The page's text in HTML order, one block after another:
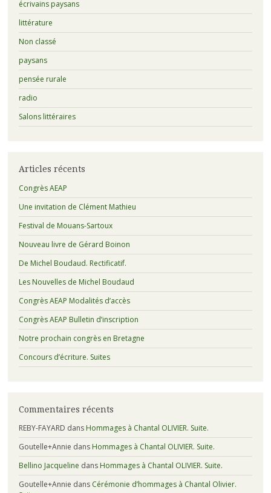
écrivains paysans
littérature
Non classé
paysans
pensée rurale
radio
Salons littéraires
Articles récents
Congrès AEAP
Une invitation de Clément Mathieu
Festival de Mouans-Sartoux
Nouveau livre de Gérard Boinon
De Michel Boudaud. Rectificatif.
Les Nouvelles de Michel Boudaud
Congrès AEAP Modalités d’accès
Congrès AEAP Bulletin d’inscription
Notre prochain congrès en Bretagne
Concours d’écriture. Suites
Commentaires récents
REBY-FAYARD dans Hommages à Chantal OLIVIER. Suite.
Goutelle+Annie dans Hommages à Chantal OLIVIER. Suite.
Bellino Jacqueline dans Hommages à Chantal OLIVIER. Suite.
Goutelle+Annie dans Cérémonie d’hommages à Chantal Olivier.